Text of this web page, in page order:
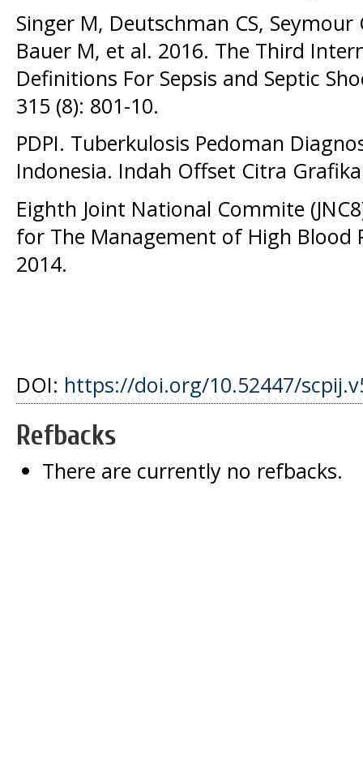
Singer M, Deutschman CS, Seymour
Bauer M, et al. 2016. The Third
Definitions For Sepsis and Septic
315 (8): 801-10.
PDPI. Tuberkulosis Pedoman
Indonesia. Indah Offset Citra
Eighth Joint National Commite
for The Management of High Blood
2014.
DOI: https://doi.org/10.52447/
Refbacks
There are currently no refbacks.